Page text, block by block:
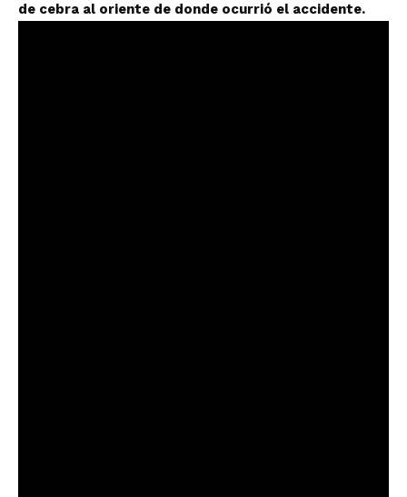
de cebra al oriente de donde ocurrió el accidente.